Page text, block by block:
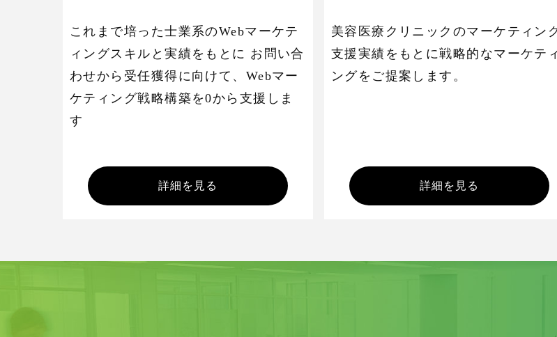
これまで培った士業系のWebマーケテ
ィングスキルと実績をもとに お問い合
わせから受任獲得に向けて、Webマー
ケティング戦略構築を0から支援しま
す
詳細を見る
美容医療クリニックのマーケティン
支援実績をもとに戦略的なマーケテ
ングをご提案します。
詳細を見る